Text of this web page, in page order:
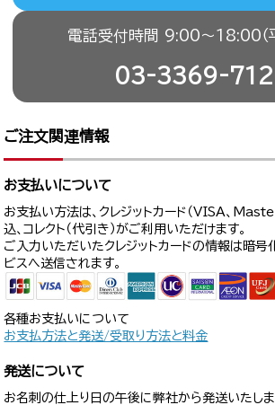
電話受付時間 9:00〜18:00（
03-3369-
ご注文関連情報
お支払いについて
お支払い方法は、クレジットカード（VISA、
込、コレクト（代引き）がご利用いただけます。
ご入力いただいたクレジットカードの情報は暗
ビスへ送信されます。
各種お支払いについて
お支払方法と発送/受取り方法と料金
発送について
お名刺の仕上り日の午後に弊社から発送いたしま